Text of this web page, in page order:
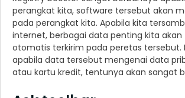
perangkat kita, software tersebut akan
pada perangkat kita. Apabila kita
internet, berbagai data penting kita
otomatis terkirim pada peretas tersebut.
apabila data tersebut mengenai data
atau kartu kredit, tentunya akan sangat